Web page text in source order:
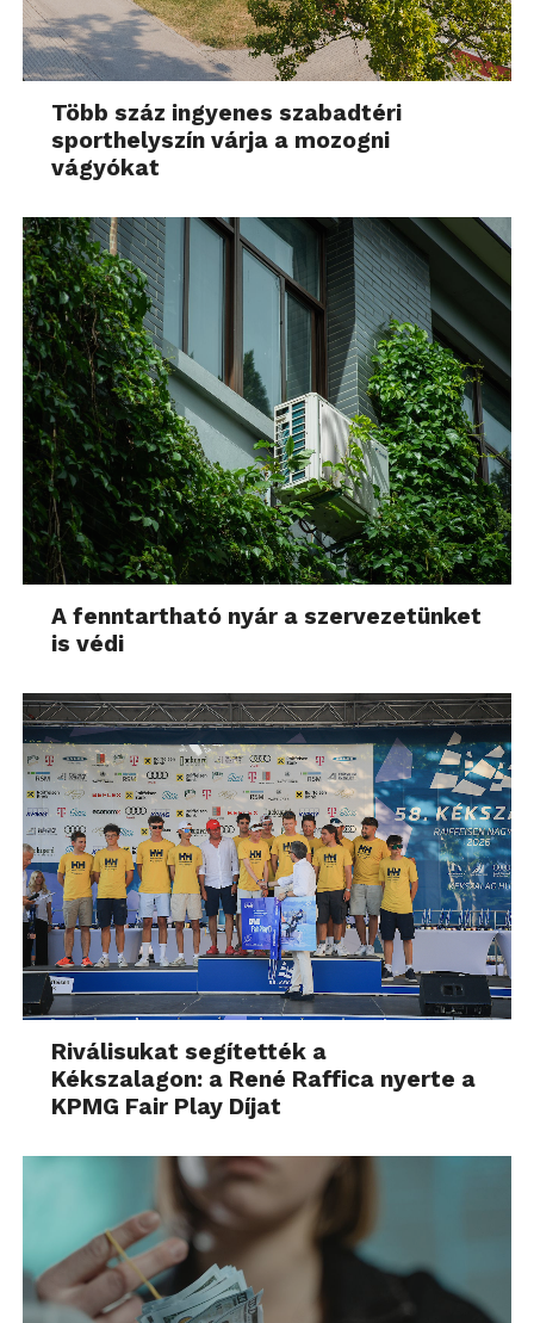
Több száz ingyenes szabadtéri
sporthelyszín várja a mozogni
vágyókat
A fenntartható nyár a szervezetünket
is védi
Riválisukat segítették a
Kékszalagon: a René Raffica nyerte a
KPMG Fair Play Díjat